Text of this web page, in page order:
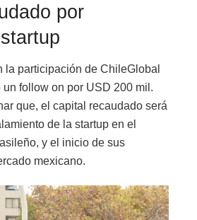
por
la participación de ChileGlobal
follow on por USD 200 mil.
que, el capital recaudado será
de la startup en el
y el inicio de sus
mexicano.